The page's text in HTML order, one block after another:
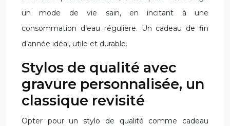
un mode de vie sain, en incitant à une
consommation d’eau régulière. Un cadeau de fin
d’année idéal, utile et durable.
Stylos de qualité avec
gravure personnalisée, un
classique revisité
Opter pour un stylo de qualité comme cadeau